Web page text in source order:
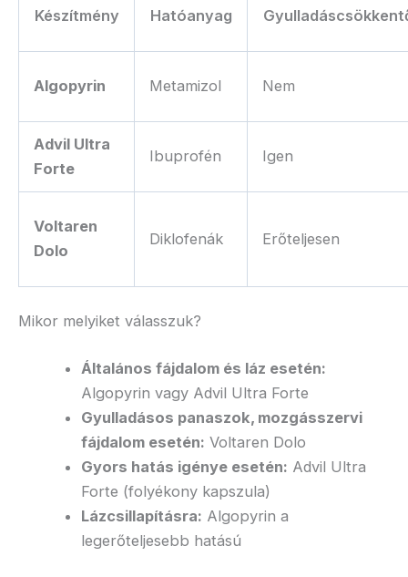
Készítmény Hatóanyag
Algopyrin Metamizol Nem
Advil Ultra
Forte
Ibuprofén Igen
Voltaren
Dolo
Diklofenák Erőteljesen
Mikor melyiket válasszuk?
Általános fájdalom és láz esetén:
Algopyrin vagy Advil Ultra Forte
Gyulladásos panaszok, mozgásszervi
fájdalom esetén: Voltaren Dolo
Gyors hatás igénye esetén: Advil Ultra
Forte (folyékony kapszula)
Lázcsillapításra: Algopyrin a
legerőteljesebb hatású